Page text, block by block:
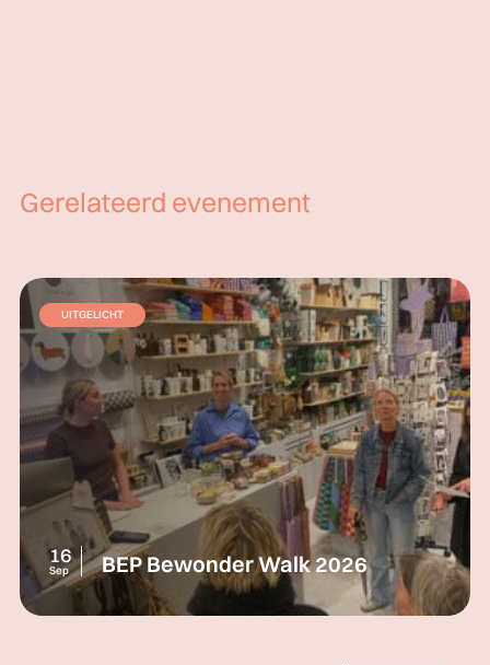
Gerelateerd evenement
UITGELICHT
16
Sep BEP Bewonder Walk 2026